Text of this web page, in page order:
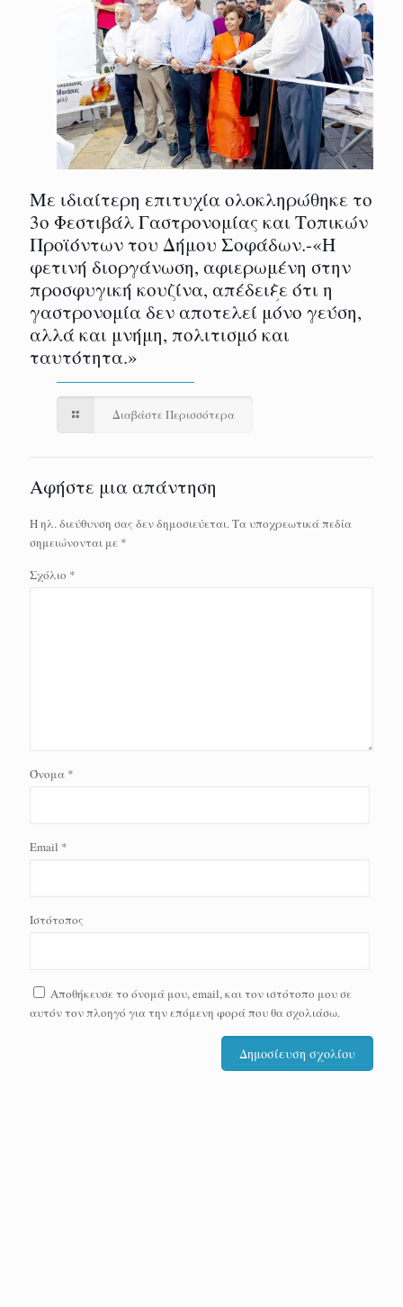
Με ιδιαίτερη επιτυχία ολοκληρώθηκε το
3ο Φεστιβάλ Γαστρονομίας και Τοπικών
Προϊόντων του Δήμου Σοφάδων.-«Η
φετινή διοργάνωση, αφιερωμένη στην
προσφυγική κουζίνα, απέδειξε ότι η
γαστρονομία δεν αποτελεί μόνο γεύση,
αλλά και μνήμη, πολιτισμό και
ταυτότητα.»
Διαβάστε Περισσότερα
Αφήστε μια απάντηση
Η ηλ. διεύθυνση σας δεν δημοσιεύεται.Τα υποχρεωτικά πεδία
σημειώνονται με *
Σχόλιο *
Όνομα *
Email *
Ιστότοπος
Αποθήκευσε το όνομά μου, email, και τον ιστότοπο μου σε
αυτόν τον πλοηγό για την επόμενη φορά που θα σχολιάσω.